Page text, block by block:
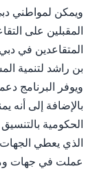
ويمكن لمواطني
المقبلين على
المتقاعدين في
بن راشد لتنمية
ويوفر البرنامج
بالإضافة إلى أنه
الحكومية
الذي يعطي
عملت في جهات